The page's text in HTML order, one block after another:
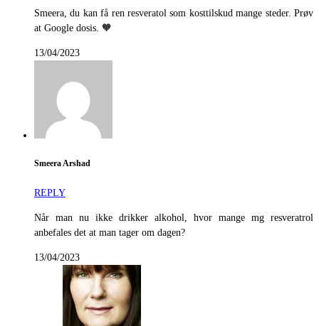
Smeera, du kan få ren resveratol som kosttilskud mange steder. Prøv
at Google dosis. 🧡
13/04/2023
Smeera Arshad
REPLY
Når man nu ikke drikker alkohol, hvor mange mg resveratrol
anbefales det at man tager om dagen?
13/04/2023